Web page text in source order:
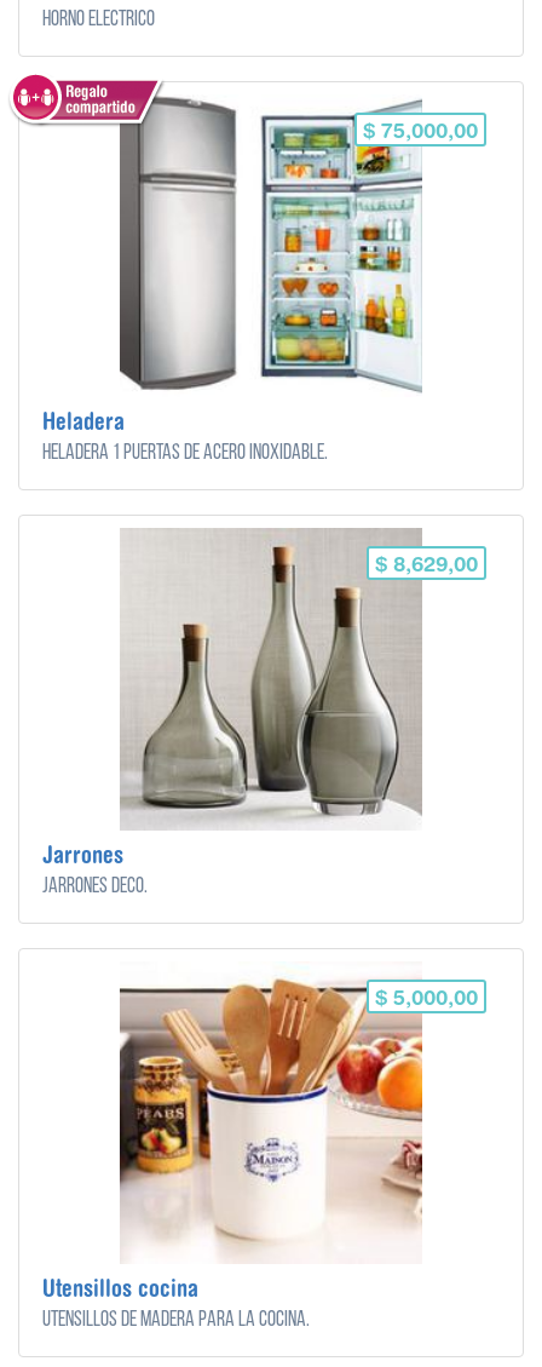
Horno eléctrico
$ 75,000,00
Heladera
Heladera 1 puertas de acero inoxidable.
$ 8,629,00
Jarrones
Jarrones Deco.
$ 5,000,00
Utensillos cocina
Utensillos de madera para la cocina.